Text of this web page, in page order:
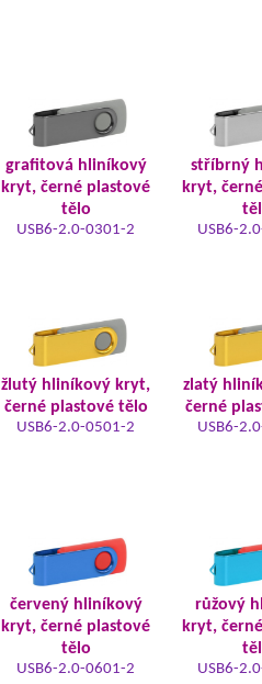
grafitová hliníkový
kryt, černé plastové
tělo
USB6-2.0-0301-2
stříbrný
kryt,
USB6-
žlutý hliníkový kryt,
černé plastové tělo
USB6-2.0-0501-2
zlatý
černé
USB6-
červený hliníkový
kryt, černé plastové
tělo
USB6-2.0-0601-2
růžový
kryt,
USB6-